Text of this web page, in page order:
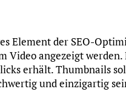
Element der SEO-
Video angezeigt
erhält. Thumbnails
und einzigartig